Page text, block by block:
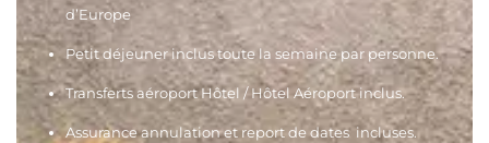
d’Europe
Petit déjeuner inclus toute la semaine par personne.
Transferts aéroport Hôtel / Hôtel Aéroport inclus.
Assurance annulation et report de dates incluses.